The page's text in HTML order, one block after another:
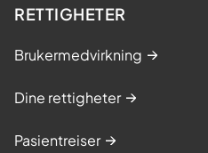
RETTIGHETER
Brukermedvirkning
Dine rettigheter
Pasientreiser